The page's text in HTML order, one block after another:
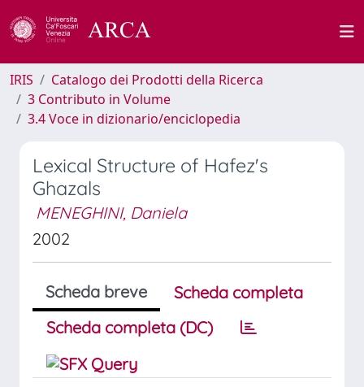
IRIS
Catalogo dei Prodotti della Ricerca
3 Contributo in Volume
3.4 Voce in dizionario/enciclopedia
Lexical Structure of Hafez's
Ghazals
MENEGHINI, Daniela
2002
Scheda breve
Scheda completa
Scheda completa (DC)